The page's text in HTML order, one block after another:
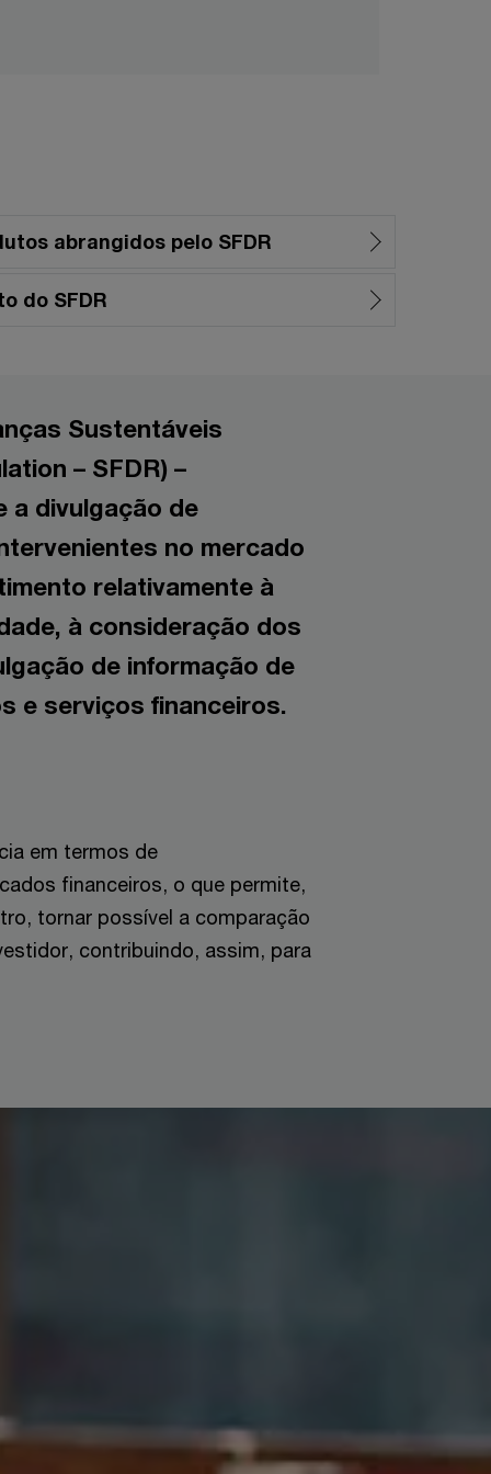
abrangidos pelo SFDR
do SFDR
Sustentáveis
– SFDR) –
a divulgação de
no mercado
relativamente à
à consideração dos
de informação de
e serviços financeiros.
em termos de
financeiros, o que permite,
tornar possível a comparação
contribuindo, assim, para